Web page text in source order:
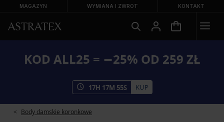
MAGAZYN WYMIANA I ZWROT KONTAKT
KOD ALL25 = −25% OD 259 ZŁ
17H 17M 54S KUP
Body damskie koronkowe